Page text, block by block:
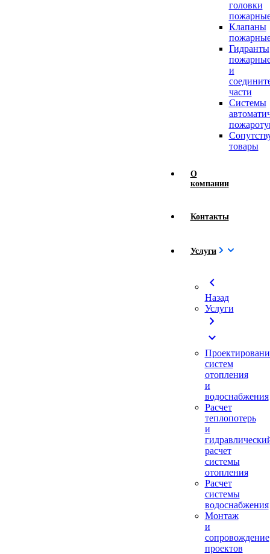
головки
Клапаны
Гидранты
и
части
Системы
товары
О
компании
Контакты
Услуги
chevron_left
Назад
Услуги
chevron_right
expand_more
систем
отопления
и
водоснабжения
Расчет
теплопотерь
и
расчет
системы
отопления
Расчет
системы
водоснабжения
Монтаж
и
сопровождение
проектов